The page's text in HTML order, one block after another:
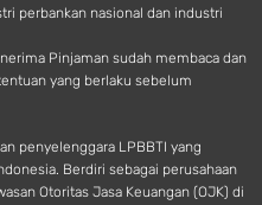
perbankan nasional dan industri
Pinjaman sudah membaca dan
yang berlaku sebelum
penyelenggara LPBBTI yang
Berdiri sebagai perusahaan
Otoritas Jasa Keuangan (OJK) di